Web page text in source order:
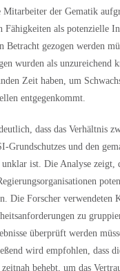
Mitarbeiter der Gematik
Fähigkeiten als potenzielle
gezogen werden
wurden als unzureichend
Zeit haben, um
entgegenkommt.
dass das Verhältnis
Grundschutzes und den
ist. Die Analyse zeigt,
Die Forscher verwendeten
zu
überprüft werden
wird empfohlen, dass
behebt, um das